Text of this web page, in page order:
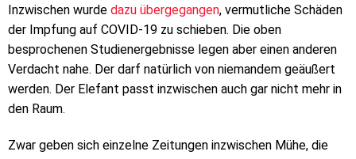
Inzwischen wurde dazu übergegangen, vermutliche Schäden
der Impfung auf COVID-19 zu schieben. Die oben
besprochenen Studienergebnisse legen aber einen anderen
Verdacht nahe. Der darf natürlich von niemandem geäußert
werden. Der Elefant passt inzwischen auch gar nicht mehr in
den Raum.
Zwar geben sich einzelne Zeitungen inzwischen Mühe, die